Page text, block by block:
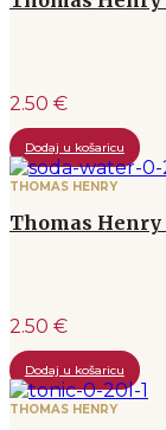
2.50 €
Dodaj u košaricu
THOMAS HENRY
Thomas Henry
2.50 €
Dodaj u košaricu
THOMAS HENRY